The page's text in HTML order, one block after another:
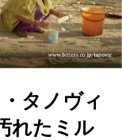
タノヴィ
れたミル